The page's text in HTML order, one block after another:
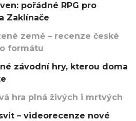
pořádné RPG pro
Zaklínače
země – recenze české
formátu
závodní hry, kterou doma
hra plná živých i mrtvých
– videorecenze nové